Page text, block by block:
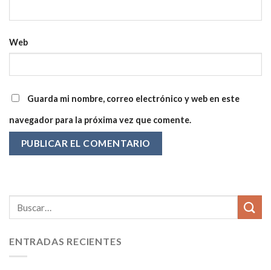
Web
Guarda mi nombre, correo electrónico y web en este
navegador para la próxima vez que comente.
ENTRADAS RECIENTES